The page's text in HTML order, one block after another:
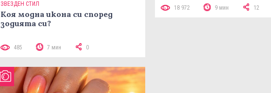
ЗВЕЗДЕН СТИЛ
Коя модна икона си според
зодията си?
485 7 мин 0
18 972 9 мин 12